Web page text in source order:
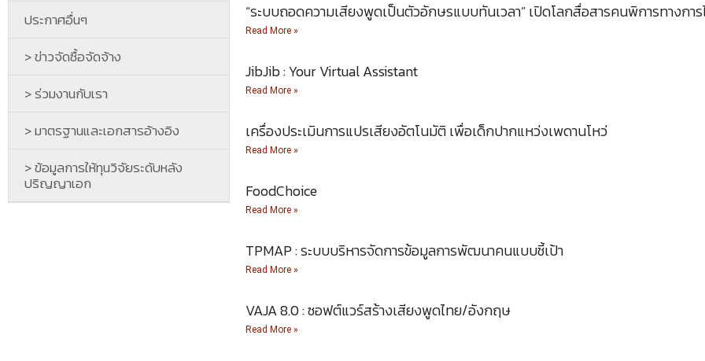
ประกาศอื่นๆ
> ข่าวจัดซื้อจัดจ้าง
> ร่วมงานกับเรา
> มาตรฐานและเอกสารอ้างอิง
> ข้อมูลการให้ทุนวิจัยระดับหลัง
ปริญญาเอก
“ระบบถอดความเสียงพูดเป็นตัวอักษรแบบทันเวลา” เปิดโลกสื่อสารคนพิการทางกา
Read More »
JibJib : Your Virtual Assistant
Read More »
เครื่องประเมินการแปรเสียงอัตโนมัติ เพื่อเด็กปากแหว่งเพดานโหว่
Read More »
FoodChoice
Read More »
TPMAP : ระบบบริหารจัดการข้อมูลการพัฒนาคนแบบชี้เป้า
Read More »
VAJA 8.0 : ซอฟต์แวร์สร้างเสียงพูดไทย/อังกฤษ
Read More »